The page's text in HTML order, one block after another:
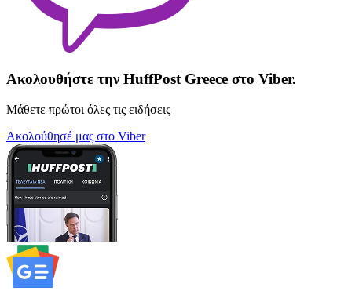
Ακολουθήστε την HuffPost Greece στο Viber.
Μάθετε πρώτοι όλες τις ειδήσεις
Ακολούθησέ μας στο Viber